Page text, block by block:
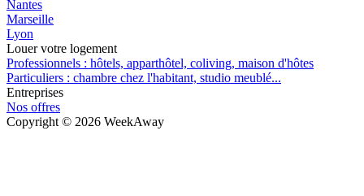
Nantes
Marseille
Lyon
Louer votre logement
Professionnels : hôtels, apparthôtel, coliving, maison d'hôtes
Particuliers : chambre chez l'habitant, studio meublé...
Entreprises
Nos offres
Copyright © 2026 WeekAway